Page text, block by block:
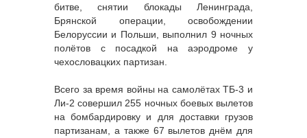
битве, снятии блокады Ленинграда,
Брянской операции, освобождении
Белоруссии и Польши, выполнил 9 ночных
полётов с посадкой на аэродроме у
чехословацких партизан.
Всего за время войны на самолётах ТБ-3 и
Ли-2 совершил 255 ночных боевых вылетов
на бомбардировку и для доставки грузов
партизанам, а также 67 вылетов днём для